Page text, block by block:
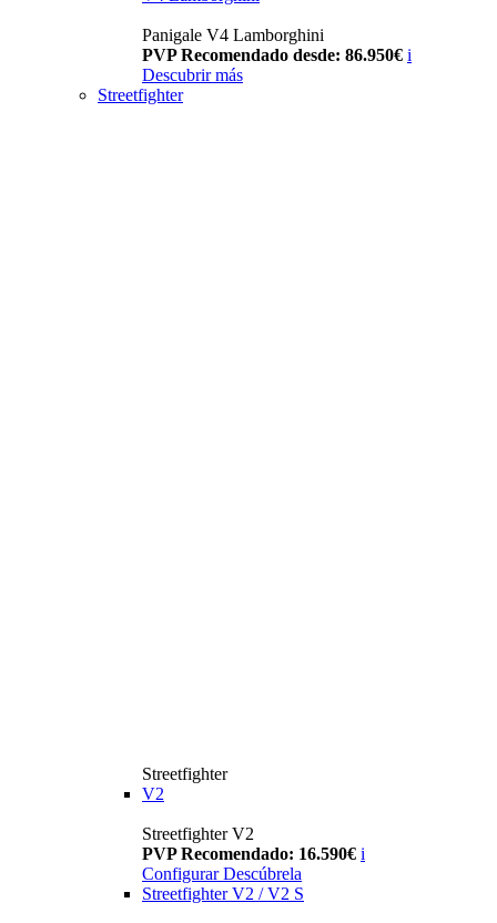
Panigale V4 Lamborghini
PVP Recomendado desde: 86.950€ i
Descubrir más
Streetfighter
Streetfighter
V2
Streetfighter V2
PVP Recomendado: 16.590€ i
Configurar Descúbrela
Streetfighter V2 / V2 S